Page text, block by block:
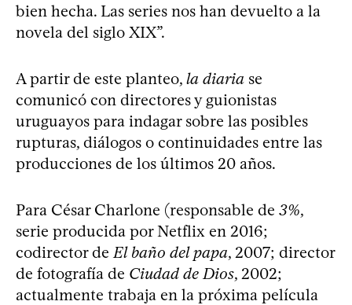
bien hecha. Las series nos han devuelto a la
novela del siglo XIX”.
A partir de este planteo, la diaria se
comunicó con directores y guionistas
uruguayos para indagar sobre las posibles
rupturas, diálogos o continuidades entre las
producciones de los últimos 20 años.
Para César Charlone (responsable de 3%,
serie producida por Netflix en 2016;
codirector deEl baño del papa, 2007; director
de fotografía de Ciudad de Dios, 2002;
actualmente trabaja en la próxima película